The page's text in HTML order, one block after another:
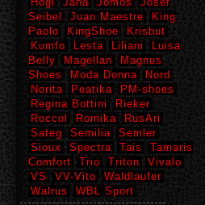
Seibel
Juan Maestre
King
Paolo
KingShoe
Krisbut
Kumfo
Lesta Liliani
Luisa
Belly
Magellan
Magnus
Shoes
Moda Donna
Nord
Norita
Peatika
PM-shoes
Regina Bottini
Rieker
Roccol
Romika
RusAri
Sateg
Semilia
Semler
Sioux
Spectra Tais
Tamaris
Comfort
Trio Triton
Vivalo
VS
VV-Vito
Waldlaufer
Walrus
WBL Sport